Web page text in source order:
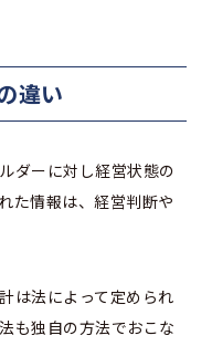
違い
ダーに対し経営状態の
た情報は、経営判断や
は法によって定められ
も独自の方法でおこな